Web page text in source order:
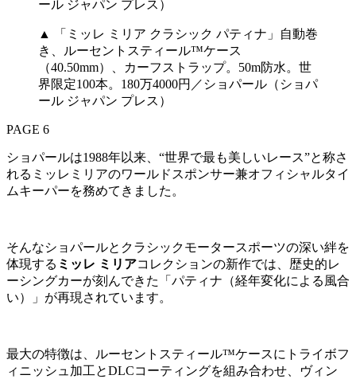
▲ 「ミッレ ミリア クラシック パティナ」自動巻
き、ルーセントスティール™ケース
（40.50mm）、カーフストラップ。50m防水。世
界限定100本。180万4000円／ショパール（ショパ
ール ジャパン プレス）
PAGE 6
ショパールは1988年以来、“世界で最も美しいレース”と称さ
れるミッレミリアのワールドスポンサー兼オフィシャルタイ
ムキーパーを務めてきました。
そんなショパールとクラシックモータースポーツの深い絆を
体現する ミッレ ミリアコレクションの新作では、歴史的レ
ーシングカーが刻んできた「パティナ（経年変化による風合
い）」が再現されています。
最大の特徴は、ルーセントスティール™ケースにトライボフ
ィニッシュ加工とDLCコーティングを組み合わせ、ヴィン